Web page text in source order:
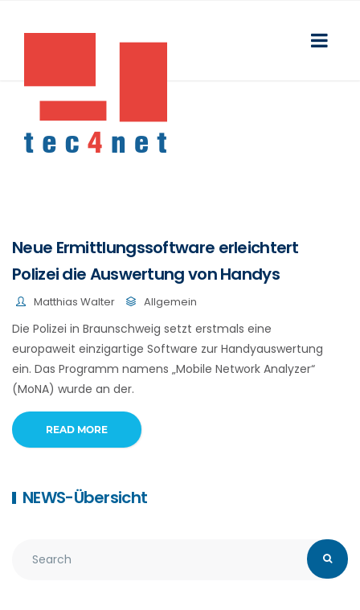
Neue Ermittlungssoftware erleichtert
Polizei die Auswertung von Handys
Matthias Walter Allgemein
Die Polizei in Braunschweig setzt erstmals eine
europaweit einzigartige Software zur Handyauswertung
ein. Das Programm namens „Mobile Network Analyzer“
(MoNA) wurde an der.
READ MORE
NEWS-Übersicht